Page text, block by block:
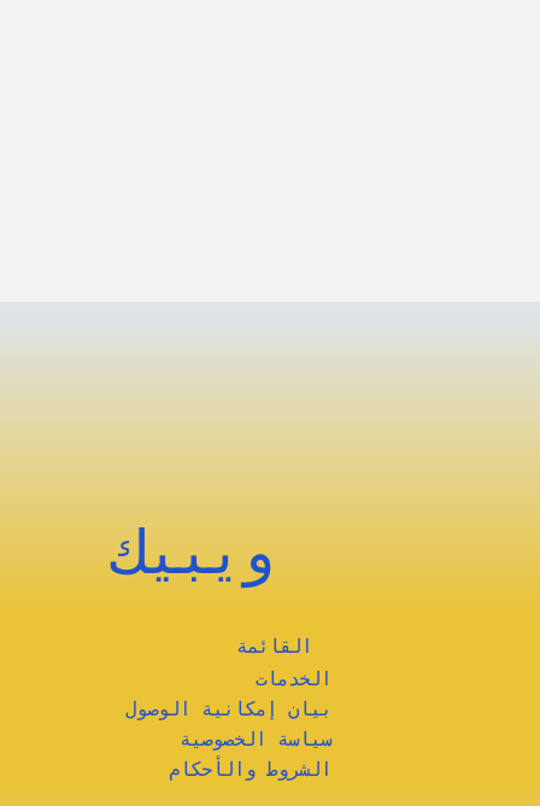
القائمة
الخدمات
سياسة الخصوصية
الشروط والأحكام
بيان إمكانية الوصول
ويبيك